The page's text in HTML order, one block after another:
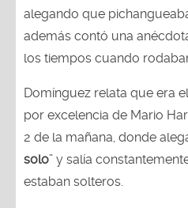
alegando que
además contó una
los tiempos cuando
Domínguez relata que era
por excelencia de Mario
2 de la mañana, donde
solo” y salía
estaban solteros.